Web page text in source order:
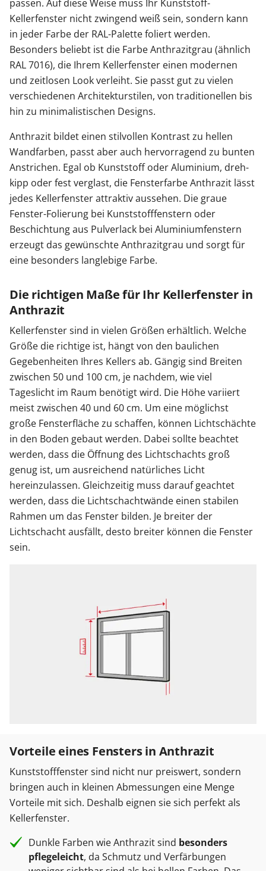
passen. Auf diese Weise muss Ihr Kunststoff-
Kellerfenster nicht zwingend weiß sein, sondern kann
in jeder Farbe der RAL-Palette foliert werden.
Besonders beliebt ist die Farbe Anthrazitgrau (ähnlich
RAL 7016), die Ihrem Kellerfenster einen modernen
und zeitlosen Look verleiht. Sie passt gut zu vielen
verschiedenen Architekturstilen, von traditionellen bis
hin zu minimalistischen Designs.
Anthrazit bildet einen stilvollen Kontrast zu hellen
Wandfarben, passt aber auch hervorragend zu bunten
Anstrichen. Egal ob Kunststoff oder Aluminium, dreh-
kipp oder fest verglast, die Fensterfarbe Anthrazit lässt
jedes Kellerfenster attraktiv aussehen. Die graue
Fenster-Folierung bei Kunststofffenstern oder
Beschichtung aus Pulverlack bei Aluminiumfenstern
erzeugt das gewünschte Anthrazitgrau und sorgt für
eine besonders langlebige Farbe.
Die richtigen Maße für Ihr Kellerfenster in
Anthrazit
Kellerfenster sind in vielen Größen erhältlich. Welche
Größe die richtige ist, hängt von den baulichen
Gegebenheiten Ihres Kellers ab. Gängig sind Breiten
zwischen 50 und 100 cm, je nachdem, wie viel
Tageslicht im Raum benötigt wird. Die Höhe variiert
meist zwischen 40 und 60 cm. Um eine möglichst
große Fensterfläche zu schaffen, können Lichtschächte
in den Boden gebaut werden. Dabei sollte beachtet
werden, dass die Öffnung des Lichtschachts groß
genug ist, um ausreichend natürliches Licht
hereinzulassen. Gleichzeitig muss darauf geachtet
werden, dass die Lichtschachtwände einen stabilen
Rahmen um das Fenster bilden. Je breiter der
Lichtschacht ausfällt, desto breiter können die Fenster
sein.
Vorteile eines Fensters in Anthrazit
Kunststofffenster sind nicht nur preiswert, sondern
bringen auch in kleinen Abmessungen eine Menge
Vorteile mit sich. Deshalb eignen sie sich perfekt als
Kellerfenster.
Dunkle Farben wie Anthrazit sind besonders
pflegeleicht, da Schmutz und Verfärbungen